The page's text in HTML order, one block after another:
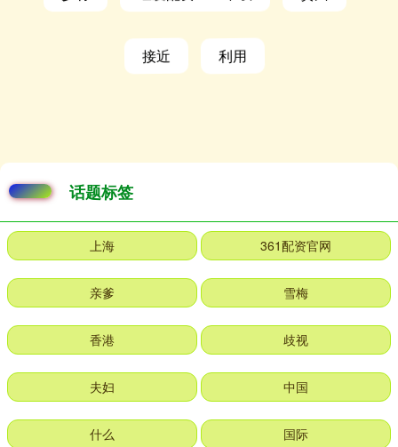
接近 利用
话题标签
上海 361配资官网
亲爹 雪梅
香港 歧视
夫妇 中国
什么 国际